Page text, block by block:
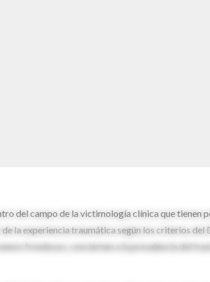
del campo de la victimología clínica que tienen
la experiencia traumática según los criterios
frondosos, conciernen a la prevalencia del